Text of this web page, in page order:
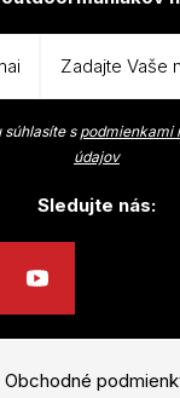
súhlasíte spodmienkami
údajov
Sledujte nás:
Obchodné